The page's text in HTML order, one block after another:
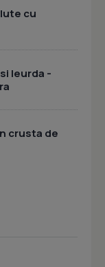
cu
leurda -
crusta de